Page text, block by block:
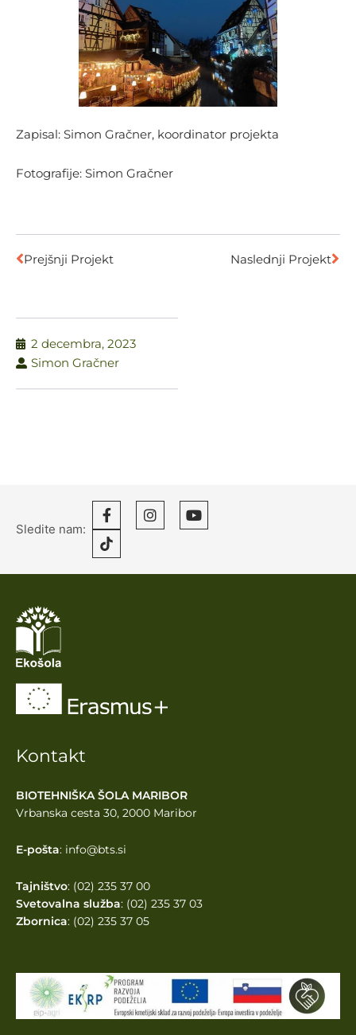
2 decembra, 2023
Simon Gračner
Zapisal: Simon Gračner, koordinator projekta
Fotografije: Simon Gračner
Prejšnji Projekt Naslednji Projekt
Sledite nam:
Kontakt
BIOTEHNIŠKA ŠOLA MARIBOR
Vrbanska cesta 30, 2000 Maribor
E-pošta: info@bts.si
Tajništvo: (02) 235 37 00
Svetovalna služba: (02) 235 37 03
Zbornica: (02) 235 37 05